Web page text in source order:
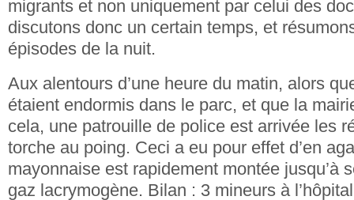
migrants et non uniquement par celui des
discutons donc un certain temps, et
épisodes de la nuit.
Aux alentours d’une heure du matin, alors
étaient endormis dans le parc, et que la
cela, une patrouille de police est arrivée les
torche au poing. Ceci a eu pour effet d’en
mayonnaise est rapidement montée jusqu’à
gaz lacrymogène. Bilan : 3 mineurs à